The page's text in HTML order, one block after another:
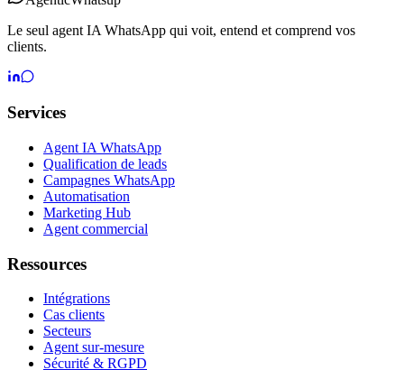
Le seul agent IA WhatsApp qui voit, entend et comprend vos
clients.
Services
Agent IA WhatsApp
Qualification de leads
Campagnes WhatsApp
Automatisation
Marketing Hub
Agent commercial
Ressources
Intégrations
Cas clients
Secteurs
Agent sur-mesure
Sécurité & RGPD